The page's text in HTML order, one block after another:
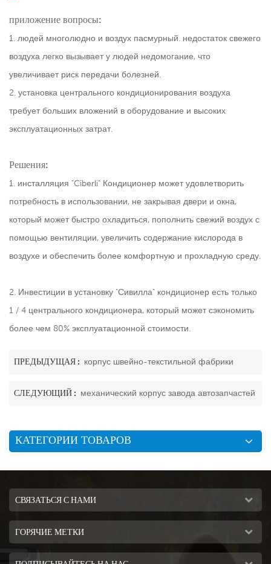
приложение вопросы:
1. людей многолюдно и воздух пасмурный. недостаток свежего
воздуха легко вызывает у людей недомогание, что
увеличивает риск передачи болезней.
2. установка центрального кондиционирования воздуха
требует больших вложений в оборудование и высоких
эксплуатационных затрат.
Решения:
1. инсталляция "Ciberli" Кондиционер может удовлетворить
потребность в использовании, не закрывая двери и окна,
который может быстро охладиться, пополнить свежий воздух с
помощью вентиляции, увеличить содержание кислорода в
воздухе и обеспечить более комфортную и прохладную среду.
2. Инвестиции в установку "Сивилла" кондиционер есть только
1 / 4 центрального кондиционера, который может сэкономить
более чем 80% эксплуатационной стоимости.
ПРЕДЫДУЩАЯ : корпус швейно-текстильной фабрики
СЛЕДУЮЩИЙ : механический корпус завода автозапчастей
КАТЕГОРИИ ТОВАРОВ
СВЯЗАТЬСЯ С НАМИ
ГОРЯЧИЕ МЕТКИ